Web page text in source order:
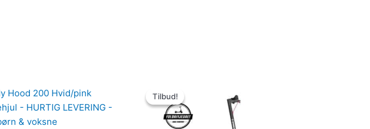
Tilbud!
Tilbud!
oprindelige
var: